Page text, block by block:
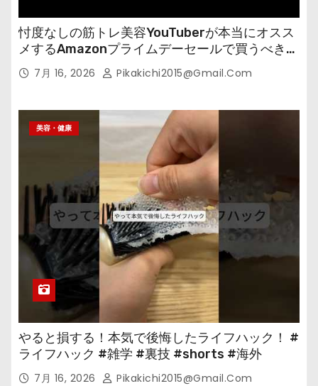
忖度なしの筋トレ美容YouTuberが本当にオスス
メするAmazonプライムデーセールで買うべきも
の 7月 16, 2026 Pikakichi2015@gmail.com
美容・健康
やると損する！本気で後悔したライフハック！ #
ライフハック #雑学 #裏技 #shorts #海外
7月 16, 2026 Pikakichi2015@gmail.com